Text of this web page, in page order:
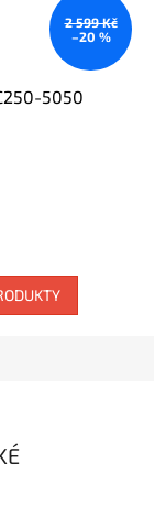
2 599 Kč
–20 %
5050